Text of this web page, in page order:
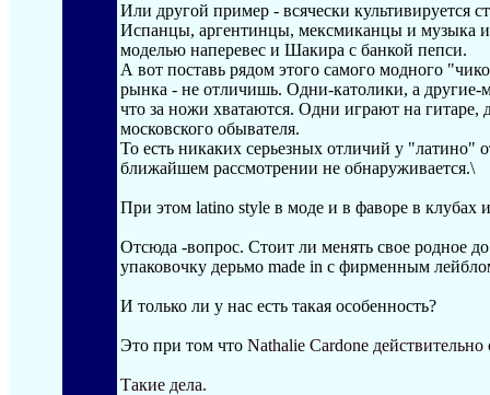
Или другой пример - всячески культивируется
Испанцы, аргентинцы, мексмиканцы и музыка
моделью наперевес и Шакира с банкой пепси.
А вот поставь рядом этого самого модного
рынка - не отличишь. Одни-католики, а другие-
что за ножи хватаются. Одни играют на гитаре,
московского обывателя.
То есть никаких серьезных отличий у "латино"
ближайшем рассмотрении не обнаруживается.\
При этом latino style в моде и в фаворе в клубах
Отсюда -вопрос. Стоит ли менять свое родное
упаковочку дерьмо made in с фирменным
И только ли у нас есть такая особенность?
Это при том что Nathalie Cardone
Такие дела.